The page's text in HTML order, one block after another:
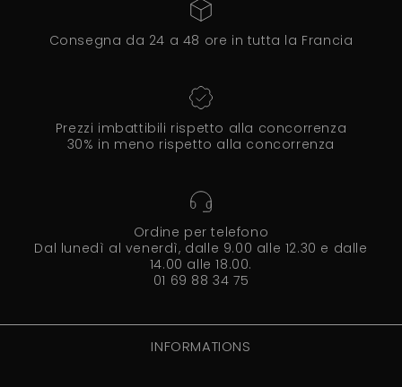
Consegna da 24 a 48 ore in tutta la Francia
Prezzi imbattibili rispetto alla concorrenza
30% in meno rispetto alla concorrenza
Ordine per telefono
Dal lunedì al venerdì, dalle 9.00 alle 12.30 e dalle
14.00 alle 18.00.
01 69 88 34 75
INFORMATIONS